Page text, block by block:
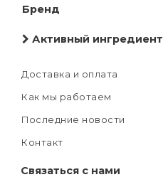
Бренд
Активный ингредиент
Доставка и оплата
Как мы работаем
Последние новости
Контакт
Связаться с нами